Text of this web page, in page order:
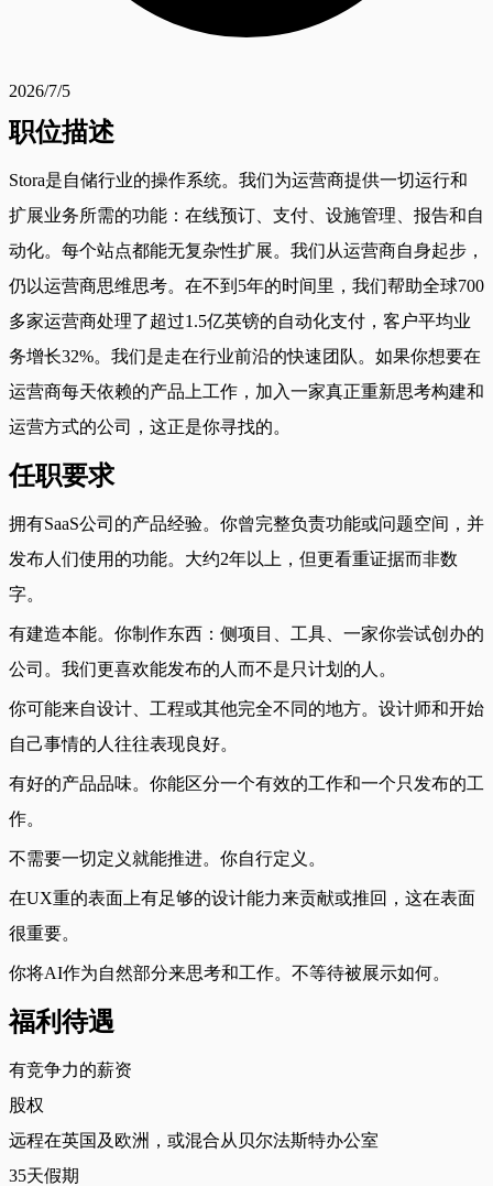
2026/7/5
职位描述
Stora是自储行业的操作系统。我们为运营商提供一切运行和
扩展业务所需的功能：在线预订、支付、设施管理、报告和自
动化。每个站点都能无复杂性扩展。我们从运营商自身起步，
仍以运营商思维思考。在不到5年的时间里，我们帮助全球700
多家运营商处理了超过1.5亿英镑的自动化支付，客户平均业
务增长32%。我们是走在行业前沿的快速团队。如果你想要在
运营商每天依赖的产品上工作，加入一家真正重新思考构建和
运营方式的公司，这正是你寻找的。
任职要求
拥有SaaS公司的产品经验。你曾完整负责功能或问题空间，并
发布人们使用的功能。大约2年以上，但更看重证据而非数
字。
有建造本能。你制作东西：侧项目、工具、一家你尝试创办的
公司。我们更喜欢能发布的人而不是只计划的人。
你可能来自设计、工程或其他完全不同的地方。设计师和开始
自己事情的人往往表现良好。
有好的产品品味。你能区分一个有效的工作和一个只发布的工
作。
不需要一切定义就能推进。你自行定义。
在UX重的表面上有足够的设计能力来贡献或推回，这在表面
很重要。
你将AI作为自然部分来思考和工作。不等待被展示如何。
福利待遇
有竞争力的薪资
股权
远程在英国及欧洲，或混合从贝尔法斯特办公室
35天假期